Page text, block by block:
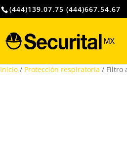
(444)139.07.75 (444)667.54.67
Inicio / Protección respiratoria / Filtro